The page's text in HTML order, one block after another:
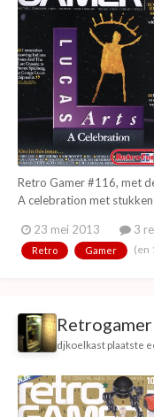
Retro Gamer #116, met
A celebration met
Fandango en alles er
BBC Micro Bill's Gateway
23 mei 2013 3
Retro Gamer (en
djkoelkast plaatste